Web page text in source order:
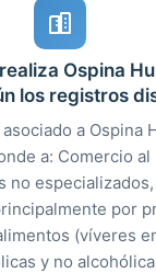
Ospina
los registros
a Ospina
a: Comercio
no
por
(víveres
y no